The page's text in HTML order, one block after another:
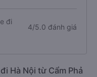
đi
4/5.0 đánh giá
Hà Nội từ Cẩm Phả